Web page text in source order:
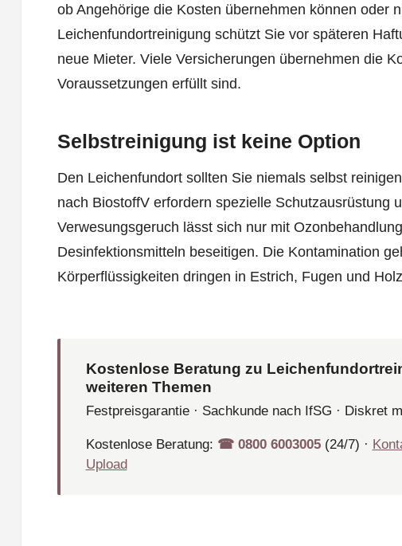
ob Angehörige die Kosten übernehmen können oder
Leichenfundortreinigung schützt Sie vor späteren
neue Mieter. Viele Versicherungen übernehmen die
Voraussetzungen erfüllt sind.
Selbstreinigung ist keine Option
Den Leichenfundort sollten Sie niemals selbst
nach BiostoffV erfordern spezielle Schutzausrüstung
Verwesungsgeruch lässt sich nur mit
Desinfektionsmitteln beseitigen. Die Kontamination
Körperflüssigkeiten dringen in Estrich, Fugen und
Kostenlose Beratung zu
weiteren Themen
Festpreisgarantie · Sachkunde nach IfSG · Diskret
Kostenlose Beratung: ☎︎ 0800 6003005(24/7) ·
Upload